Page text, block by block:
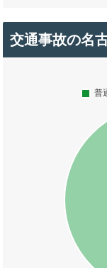
交通事故の名